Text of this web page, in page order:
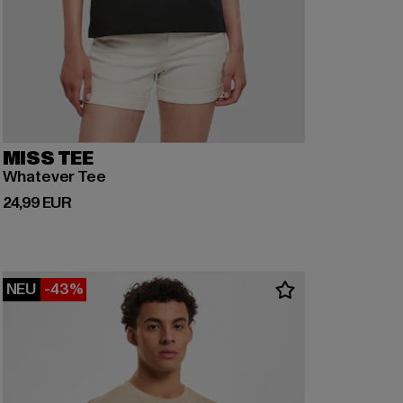
MISS TEE
Whatever Tee
24,99 EUR
Derzeitiger Preis: 24,99 EUR
NEU -43%